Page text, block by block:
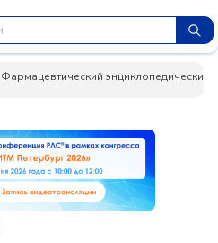
Фармацевтический